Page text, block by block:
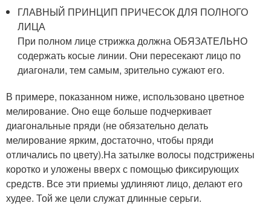
ГЛАВНЫЙ ПРИНЦИП ПРИЧЕСОК ДЛЯ ПОЛНОГО
ЛИЦА
При полном лице стрижка должна ОБЯЗАТЕЛЬНО
содержать косые линии. Они пересекают лицо по
диагонали, тем самым, зрительно сужают его.
В примере, показанном ниже, использовано цветное
мелирование. Оно еще больше подчеркивает
диагональные пряди (не обязательно делать
мелирование ярким, достаточно, чтобы пряди
отличались по цвету).На затылке волосы подстрижены
коротко и уложены вверх с помощью фиксирующих
средств. Все эти приемы удлиняют лицо, делают его
худее. Той же цели служат длинные серьги.